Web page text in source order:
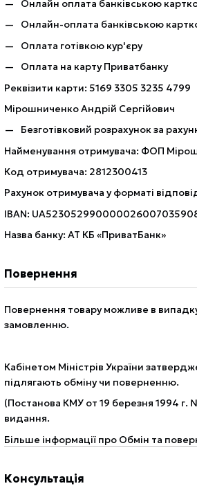
Онлайн оплата банківською
Онлайн-оплата банківською
Оплата готівкою кур'єру
Оплата на карту Приватбанку
Реквізити карти: 5169 3305 3235 4799
Мірошниченко Андрій Сергійович
Безготівковий розрахунок за
Найменування отримувача: ФОП
Код отримувача: 2812300413
Рахунок отримувача у форматі
IBAN:
Назва банку: АТ КБ «ПриватБанк»
Повернення
Повернення товару можливе в
замовленню.
Кабінетом Міністрів України
підлягають обміну чи поверненню.
(Постанова КМУ от 19 березня 1994 г.
видання.
Більше інформації про Обмін та
Консультація